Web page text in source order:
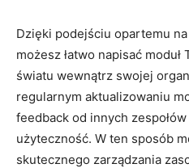
Dzięki podejściu opartemu
możesz łatwo⁢ napisać
światu wewnątrz swojej
regularnym aktualizowaniu​
feedback od innych
użyteczność. W ten⁢ sposób
skutecznego zarządzania